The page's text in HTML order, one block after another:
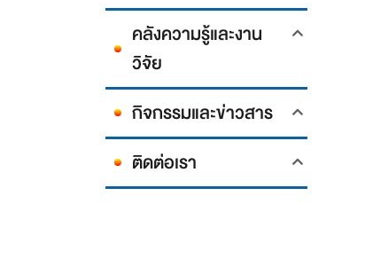
คลังความรู้และงาน
วิจัย
กิจกรรมและข่าวสาร
ติดต่อเรา